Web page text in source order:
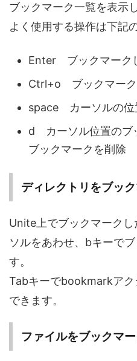
ブックマーク一覧を表示
よく使用する操作は下記
Enter ブックマーク
Ctrl+o ブックマーク
space カーソルの位
d カーソル位置のブ
ブックマークを削除
ディレクトリをブッ
Unite上でブックマーク
ソルをあわせ、bキーで
す。
Tabキーでbookmarkアク
できます。
ファイルをブックマ